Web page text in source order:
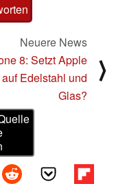
Neuere News
8: Setzt Apple
Edelstahl und
Glas?
⟩